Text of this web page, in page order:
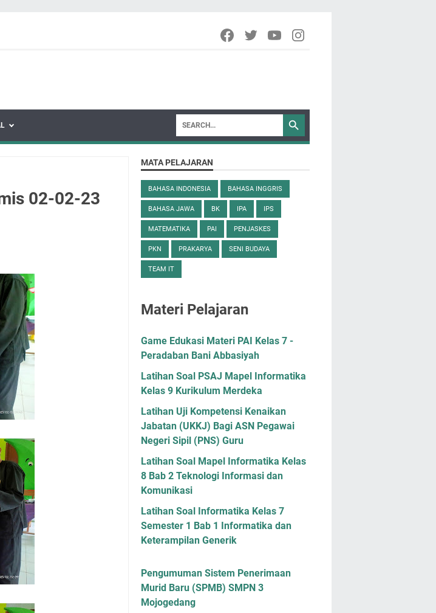
02-02-23
MATA PELAJARAN
BAHASA INDONESIA BAHASA INGGRIS
BAHASA JAWA BK IPA IPS
MATEMATIKA PAI PENJASKES
PKN PRAKARYA SENI BUDAYA
TEAM IT
Materi Pelajaran
Game Edukasi Materi PAI Kelas 7 -
Peradaban Bani Abbasiyah
Latihan Soal PSAJ Mapel Informatika
Kelas 9 Kurikulum Merdeka
Latihan Uji Kompetensi Kenaikan
Jabatan (UKKJ) Bagi ASN Pegawai
Negeri Sipil (PNS) Guru
Latihan Soal Mapel Informatika Kelas
8 Bab 2 Teknologi Informasi dan
Komunikasi
Latihan Soal Informatika Kelas 7
Semester 1 Bab 1 Informatika dan
Keterampilan Generik
Pengumuman Sistem Penerimaan
Murid Baru (SPMB) SMPN 3
Mojogedang